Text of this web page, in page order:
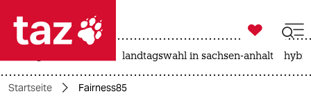
 taz zahl ich
taz zahl ich

taz zahl ich
landtagswahl in sachsen-anhalt
Startseite Fairness85